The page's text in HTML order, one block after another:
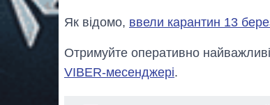
Як відомо, ввели карантин 13
Отримуйте оперативно
VIBER-месенджері.